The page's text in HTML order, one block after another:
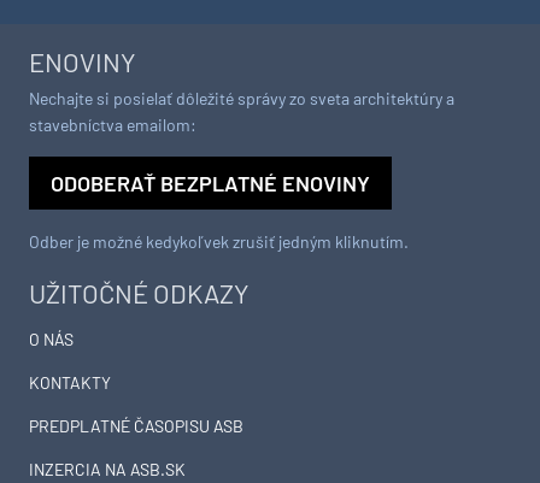
UŽITOČNÉ ODKAZY
O NÁS
KONTAKTY
PREDPLATNÉ ČASOPISU ASB
INZERCIA NA ASB.SK
ENOVINY
Nechajte si posielať dôležité správy zo sveta architektúry a
stavebníctva emailom:
ODOBERAŤ BEZPLATNÉ ENOVINY
Odber je možné kedykoľvek zrušiť jedným kliknutím.